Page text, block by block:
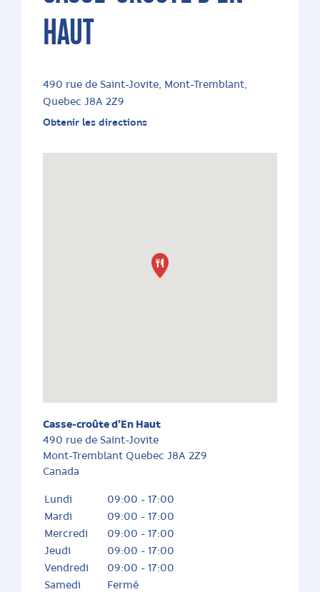
HAUT
490 rue de Saint-Jovite, Mont-Tremblant,
Quebec J8A 2Z9
Obtenir les directions
Casse-croûte d’En Haut
490 rue de Saint-Jovite
Mont-Tremblant Quebec J8A 2Z9
Canada
Lundi
09:00 - 17:00
Mardi
09:00 - 17:00
Mercredi
09:00 - 17:00
Jeudi
09:00 - 17:00
Vendredi
09:00 - 17:00
Samedi
Fermé